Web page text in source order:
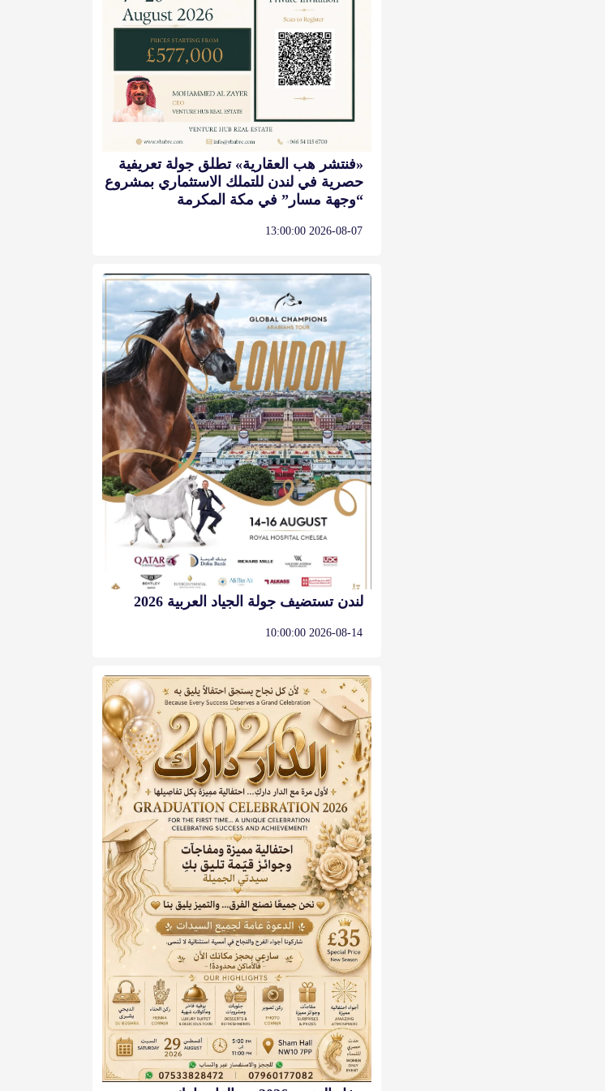
«فنتشر هب العقارية» تطلق جولة تعريفية
حصرية في لندن للتملك الاستثماري بمشروع
“وجهة مسار” في مكة المكرمة
2026-08-07 13:00:00
لندن تستضيف جولة الجياد العربية 2026
2026-08-14 10:00:00